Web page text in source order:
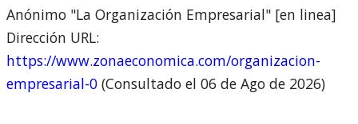
Anónimo "La Organización Empresarial" [en linea]
Dirección URL:
https://www.zonaeconomica.com/organizacion-
empresarial-0 (Consultado el 06 de Ago de 2026)